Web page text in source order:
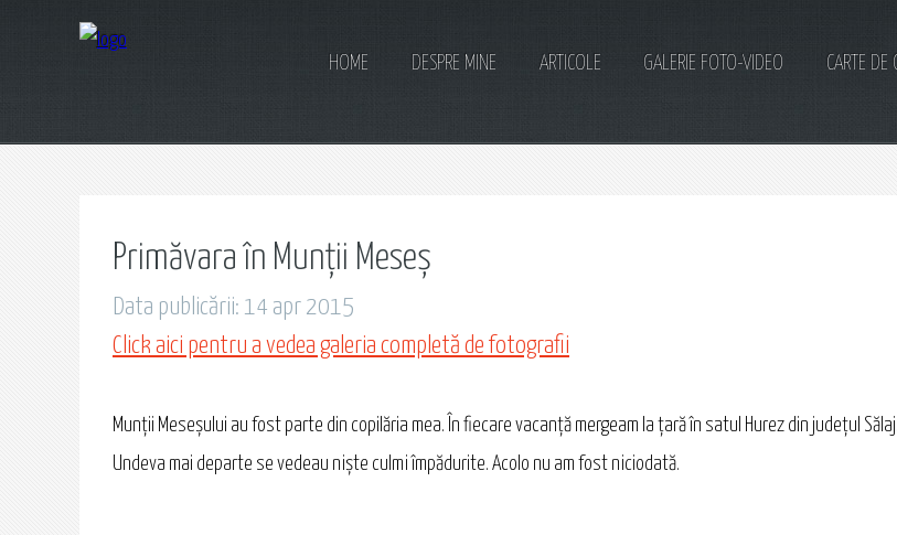
HOME DESPRE MINE ARTICOLE GALERIE FOTO-VIDEO CARTE DE
Primăvara în Munții Meseș
Data publicării: 14 apr 2015
Click aici pentru a vedea galeria completă de fotografii
Munţii Meseșului au fost parte din copilăria mea. În fiecare vacanţă mergeam la ţară în satul Hurez din judeţul
Undeva mai departe se vedeau nişte culmi împădurite. Acolo nu am fost niciodată.